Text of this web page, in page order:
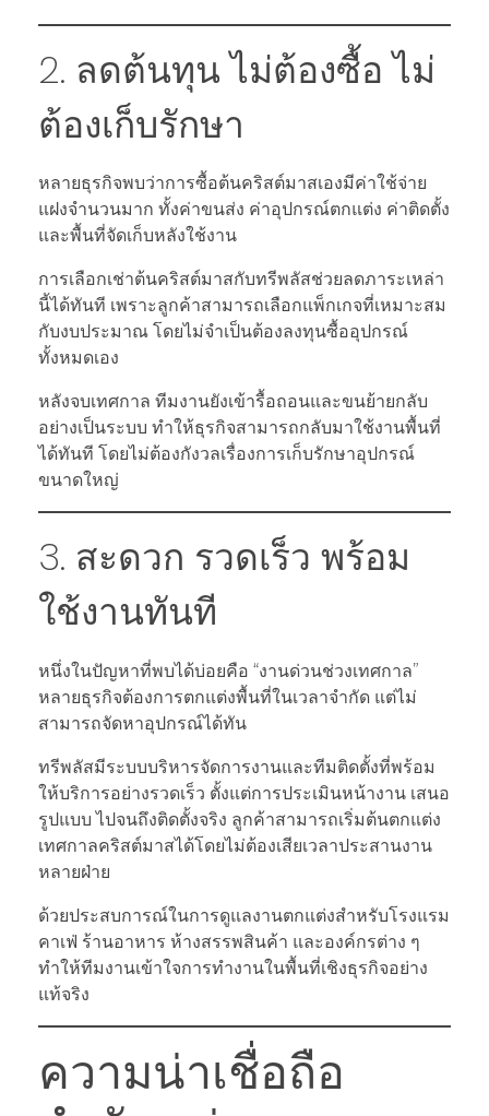
2. ลดต้นทุน ไม่ต้องซื้อ ไม่
ต้องเก็บรักษา
หลายธุรกิจพบว่าการซื้อต้นคริสต์มาสเองมีค่าใช้จ่าย
แฝงจำนวนมาก ทั้งค่าขนส่ง ค่าอุปกรณ์ตกแต่ง ค่าติดตั้ง
และพื้นที่จัดเก็บหลังใช้งาน
การเลือกเช่าต้นคริสต์มาสกับทรีพลัสช่วยลดภาระเหล่า
นี้ได้ทันที เพราะลูกค้าสามารถเลือกแพ็กเกจที่เหมาะสม
กับงบประมาณ โดยไม่จำเป็นต้องลงทุนซื้ออุปกรณ์
ทั้งหมดเอง
หลังจบเทศกาล ทีมงานยังเข้ารื้อถอนและขนย้ายกลับ
อย่างเป็นระบบ ทำให้ธุรกิจสามารถกลับมาใช้งานพื้นที่
ได้ทันที โดยไม่ต้องกังวลเรื่องการเก็บรักษาอุปกรณ์
ขนาดใหญ่
3. สะดวก รวดเร็ว พร้อม
ใช้งานทันที
หนึ่งในปัญหาที่พบได้บ่อยคือ “งานด่วนช่วงเทศกาล”
หลายธุรกิจต้องการตกแต่งพื้นที่ในเวลาจำกัด แต่ไม่
สามารถจัดหาอุปกรณ์ได้ทัน
ทรีพลัสมีระบบบริหารจัดการงานและทีมติดตั้งที่พร้อม
ให้บริการอย่างรวดเร็ว ตั้งแต่การประเมินหน้างาน เสนอ
รูปแบบ ไปจนถึงติดตั้งจริง ลูกค้าสามารถเริ่มต้นตกแต่ง
เทศกาลคริสต์มาสได้โดยไม่ต้องเสียเวลาประสานงาน
หลายฝ่าย
ด้วยประสบการณ์ในการดูแลงานตกแต่งสำหรับโรงแรม
คาเฟ่ ร้านอาหาร ห้างสรรพสินค้า และองค์กรต่าง ๆ
ทำให้ทีมงานเข้าใจการทำงานในพื้นที่เชิงธุรกิจอย่าง
แท้จริง
ความน่าเชื่อถือ